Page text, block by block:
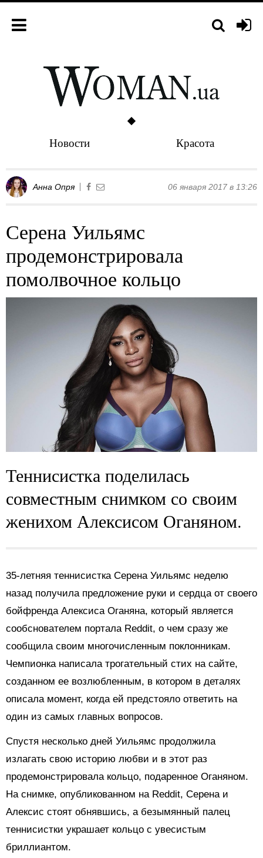
Новости Красота
Анна Опря 06 января 2017 в 13:26
Серена Уильямс
продемонстрировала
помолвочное кольцо
Теннисистка поделилась
совместным снимком со своим
женихом Алексисом Оганяном.
35-летняя теннисистка Серена Уильямс неделю
назад получила предложение руки и сердца от своего
бойфренда Алексиса Оганяна, который является
сообснователем портала Reddit, о чем сразу же
сообщила своим многочисленным поклонникам.
Чемпионка написала трогательный стих на сайте,
созданном ее возлюбленным, в котором в деталях
описала момент, когда ей предстояло ответить на
один из самых главных вопросов.
Спустя несколько дней Уильямс продолжила
излагать свою историю любви и в этот раз
продемонстрировала кольцо, подаренное Оганяном.
На снимке, опубликованном на Reddit, Серена и
Алексис стоят обнявшись, а безымянный палец
теннисистки украшает кольцо с увесистым
бриллиантом.